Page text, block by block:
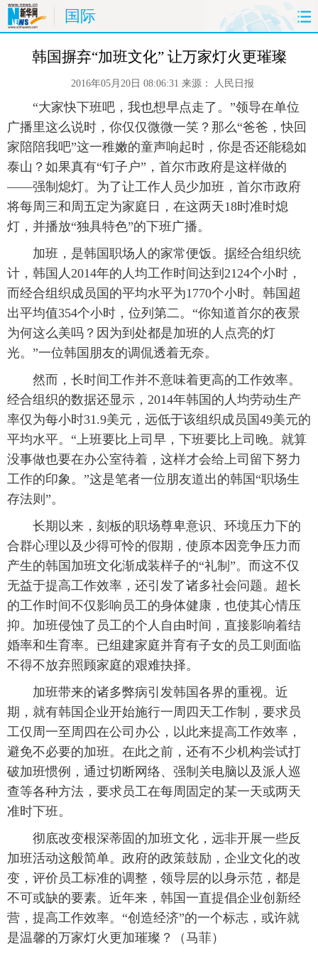
国际
首页 时政 国际 财经
体育 人事
时尚 思客 地方 法治
港澳 台湾 华人 汽车
科技 房产 公司
图片 视频 彩票
旅游 健康 信息化 数据
金融 公益 军事 无人机
富媒体 摄影 新华广播
新华电视中文 新华电视英文 返回PC
韩国摒弃“加班文化” 让万家灯火更璀璨
2016年05月20日 08:06:31 来源： 人民日报
“大家快下班吧，我也想早点走了。”领导在单位
广播里这么说时，你仅仅微微一笑？那么“爸爸，快回
家陪陪我吧”这一稚嫩的童声响起时，你是否还能稳如
泰山？如果真有“钉子户”，首尔市政府是这样做的
——强制熄灯。为了让工作人员少加班，首尔市政府
将每周三和周五定为家庭日，在这两天18时准时熄
灯，并播放“独具特色”的下班广播。
加班，是韩国职场人的家常便饭。据经合组织统
计，韩国人2014年的人均工作时间达到2124个小时，
而经合组织成员国的平均水平为1770个小时。韩国超
出平均值354个小时，位列第二。“你知道首尔的夜景
为何这么美吗？因为到处都是加班的人点亮的灯
光。”一位韩国朋友的调侃透着无奈。
然而，长时间工作并不意味着更高的工作效率。
经合组织的数据还显示，2014年韩国的人均劳动生产
率仅为每小时31.9美元，远低于该组织成员国49美元的
平均水平。“上班要比上司早，下班要比上司晚。就算
没事做也要在办公室待着，这样才会给上司留下努力
工作的印象。”这是笔者一位朋友道出的韩国“职场生
存法则”。
长期以来，刻板的职场尊卑意识、环境压力下的
合群心理以及少得可怜的假期，使原本因竞争压力而
产生的韩国加班文化渐成装样子的“礼制”。而这不仅
无益于提高工作效率，还引发了诸多社会问题。超长
的工作时间不仅影响员工的身体健康，也使其心情压
抑。加班侵蚀了员工的个人自由时间，直接影响着结
婚率和生育率。已组建家庭并育有子女的员工则面临
不得不放弃照顾家庭的艰难抉择。
加班带来的诸多弊病引发韩国各界的重视。近
期，就有韩国企业开始施行一周四天工作制，要求员
工仅周一至周四在公司办公，以此来提高工作效率，
避免不必要的加班。在此之前，还有不少机构尝试打
破加班惯例，通过切断网络、强制关电脑以及派人巡
查等各种方法，要求员工在每周固定的某一天或两天
准时下班。
彻底改变根深蒂固的加班文化，远非开展一些反
加班活动这般简单。政府的政策鼓励，企业文化的改
变，评价员工标准的调整，领导层的以身示范，都是
不可或缺的要素。近年来，韩国一直提倡企业创新经
营，提高工作效率。“创造经济”的一个标志，或许就
是温馨的万家灯火更加璀璨？（马菲 ）